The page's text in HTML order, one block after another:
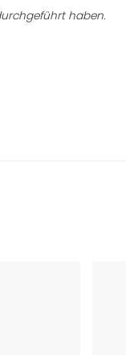
haben.